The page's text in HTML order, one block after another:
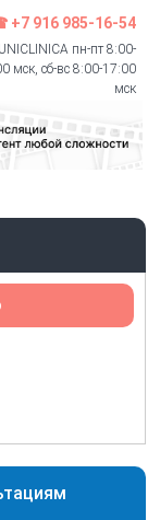
+7 916 985-16-54
UNICLINICA пн-пт 8:00-
мск, сб-вс 8:00-17:00
мск